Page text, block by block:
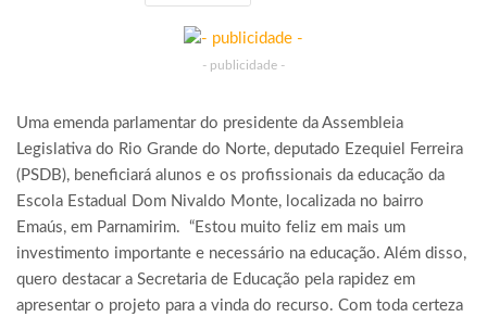
- publicidade -
Uma emenda parlamentar do presidente da Assembleia
Legislativa do Rio Grande do Norte, deputado Ezequiel Ferreira
(PSDB), beneficiará alunos e os profissionais da educação da
Escola Estadual Dom Nivaldo Monte, localizada no bairro
Emaús, em Parnamirim. “Estou muito feliz em mais um
investimento importante e necessário na educação. Além disso,
quero destacar a Secretaria de Educação pela rapidez em
apresentar o projeto para a vinda do recurso. Com toda certeza